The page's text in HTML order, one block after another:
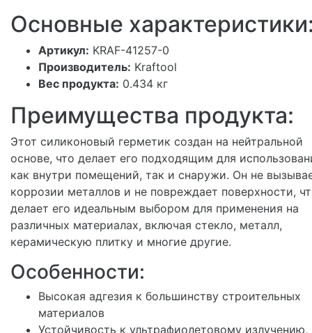
Основные
Артикул: KRAF-41257-0
Производитель: Kraftool
Вес продукта: 0.434 кг
Преимущества продукта:
Этот силиконовый герметик создан на нейтральной
основе, что делает его подходящим для
как внутри помещений, так и снаружи. Он не
коррозии металлов и не повреждает поверхности,
делает его идеальным выбором для применения на
различных материалах, включая стекло, металл,
керамическую плитку и многие другие.
Особенности:
Высокая адгезия к большинству строительных
материалов
Устойчивость к ультрафиолетовому излучению,